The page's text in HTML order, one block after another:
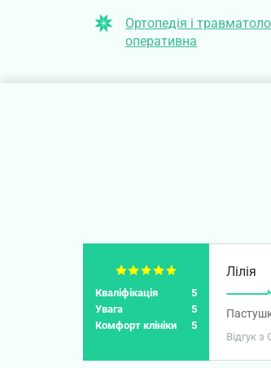
Ортопедія і
оперативна
Кваліфікація
5
Увага
5
Комфорт клініки
5
Лілія
Відгук з